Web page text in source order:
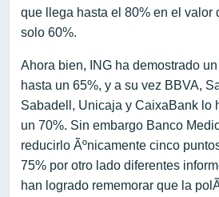
que llega hasta el 80% en el valor
solo 60%.
Ahora bien, ING ha demostrado
hasta un 65%, y a su vez BBVA,
Sabadell, Unicaja y CaixaBank lo
un 70%. Sin embargo Banco
reducirlo Ãºnicamente cinco
75% por otro lado diferentes
han logrado rememorar que la